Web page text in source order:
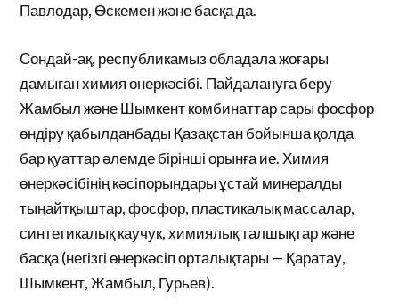
Павлодар, Өскемен және басқа да.
Сондай-ақ, республикамыз обладала жоғары
дамыған химия өнеркәсібі. Пайдалануға беру
Жамбыл және Шымкент комбинаттар сары фосфор
өндіру қабылданбады Қазақстан бойынша қолда
бар қуаттар әлемде бірінші орынға ие. Химия
өнеркәсібінің кәсіпорындары ұстай минералды
тыңайтқыштар, фосфор, пластикалық массалар,
синтетикалық каучук, химиялық талшықтар және
басқа (негізгі өнеркәсіп орталықтары — Қаратау,
Шымкент, Жамбыл, Гурьев).